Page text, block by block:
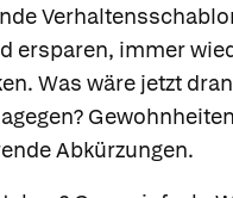
ersparen, immer
Was wäre jetzt
Abkürzungen.